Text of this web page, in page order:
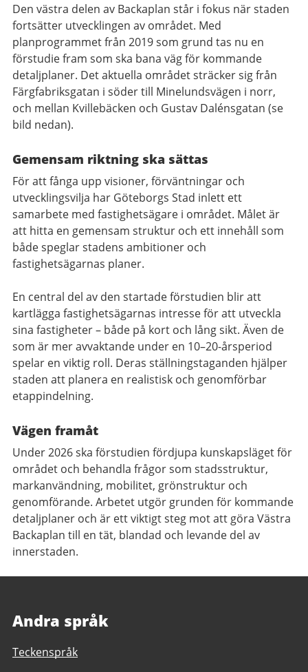
Den västra delen av Backaplan står i fokus när staden
fortsätter utvecklingen av området. Med
planprogrammet från 2019 som grund tas nu en
förstudie fram som ska bana väg för kommande
detaljplaner. Det aktuella området sträcker sig från
Färgfabriksgatan i söder till Minelundsvägen i norr,
och mellan Kvillebäcken och Gustav Dalénsgatan (se
bild nedan).
Gemensam riktning ska sättas
För att fånga upp visioner, förväntningar och
utvecklingsvilja har Göteborgs Stad inlett ett
samarbete med fastighetsägare i området. Målet är
att hitta en gemensam struktur och ett innehåll som
både speglar stadens ambitioner och
fastighetsägarnas planer.
En central del av den startade förstudien blir att
kartlägga fastighetsägarnas intresse för att utveckla
sina fastigheter – både på kort och lång sikt. Även de
som är mer avvaktande under en 10–20-årsperiod
spelar en viktig roll. Deras ställningstaganden hjälper
staden att planera en realistisk och genomförbar
etappindelning.
Vägen framåt
Under 2026 ska förstudien fördjupa kunskapsläget för
området och behandla frågor som stadsstruktur,
markanvändning, mobilitet, grönstruktur och
genomförande. Arbetet utgör grunden för kommande
detaljplaner och är ett viktigt steg mot att göra Västra
Backaplan till en tät, blandad och levande del av
innerstaden.
Andra språk
Teckenspråk